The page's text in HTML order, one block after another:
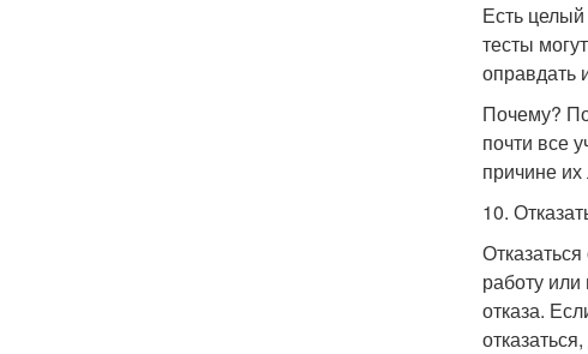
Есть
тесты
оправдать
Почему?
почти все
причине их
10.
работу
отказа.